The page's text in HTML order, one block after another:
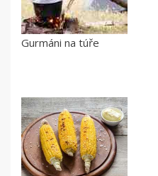
Gurmáni na túře